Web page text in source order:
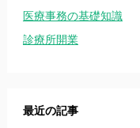
医療事務の基礎知識
診療所開業
最近の記事